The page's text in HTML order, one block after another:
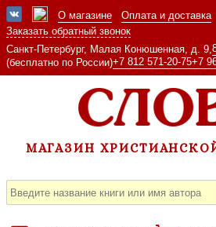
О магазине Оплата и доставка
Заказать обратный звонок
Санкт-Петербург, Малая Конюшенная, д. 9,
(бесплатно по России)+7 812 571-20-75+7
МАГАЗИН